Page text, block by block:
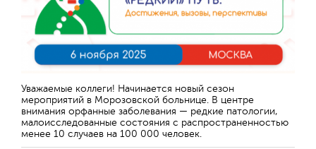
Уважаемые коллеги! Начинается новый сезон
мероприятий в Морозовской больнице. В центре
внимания орфанные заболевания — редкие патологии,
малоисследованные состояния с распространенностью
менее 10 случаев на 100 000 человек.